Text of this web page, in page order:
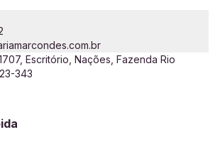
Escritório, Nações, Fazenda Rio
343